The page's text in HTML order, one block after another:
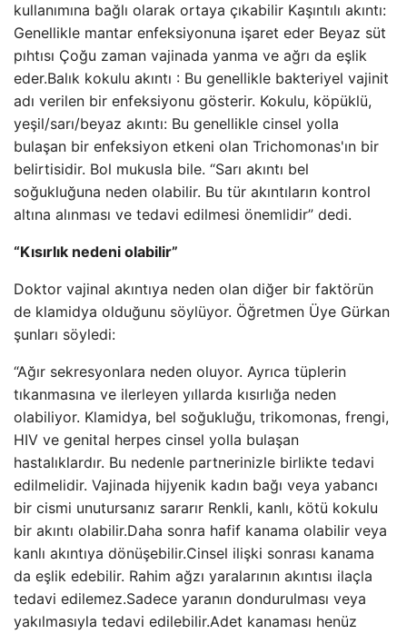
kullanımına bağlı olarak ortaya çıkabilir Kaşıntılı akıntı:
Genellikle mantar enfeksiyonuna işaret eder Beyaz süt
pıhtısı Çoğu zaman vajinada yanma ve ağrı da eşlik
eder.Balık kokulu akıntı : Bu genellikle bakteriyel vajinit
adı verilen bir enfeksiyonu gösterir. Kokulu, köpüklü,
yeşil/sarı/beyaz akıntı: Bu genellikle cinsel yolla
bulaşan bir enfeksiyon etkeni olan Trichomonas'ın bir
belirtisidir. Bol mukusla bile. “Sarı akıntı bel
soğukluğuna neden olabilir. Bu tür akıntıların kontrol
altına alınması ve tedavi edilmesi önemlidir” dedi.
“Kısırlık nedeni olabilir”
Doktor vajinal akıntıya neden olan diğer bir faktörün
de klamidya olduğunu söylüyor. Öğretmen Üye Gürkan
şunları söyledi:
“Ağır sekresyonlara neden oluyor. Ayrıca tüplerin
tıkanmasına ve ilerleyen yıllarda kısırlığa neden
olabiliyor. Klamidya, bel soğukluğu, trikomonas, frengi,
HIV ve genital herpes cinsel yolla bulaşan
hastalıklardır. Bu nedenle partnerinizle birlikte tedavi
edilmelidir. Vajinada hijyenik kadın bağı veya yabancı
bir cismi unutursanız sararır Renkli, kanlı, kötü kokulu
bir akıntı olabilir.Daha sonra hafif kanama olabilir veya
kanlı akıntıya dönüşebilir.Cinsel ilişki sonrası kanama
da eşlik edebilir. Rahim ağzı yaralarının akıntısı ilaçla
tedavi edilemez.Sadece yaranın dondurulması veya
yakılmasıyla tedavi edilebilir.Adet kanaması henüz